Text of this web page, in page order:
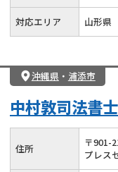
対応エリア 山形県
沖縄県 ・ 浦添市
中村敦司法書
住所 〒901-
プレス